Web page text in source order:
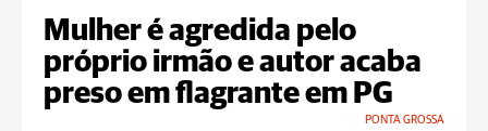
Mulher é agredida pelo
próprio irmão e autor acaba
preso em flagrante em PG
PONTA GROSSA